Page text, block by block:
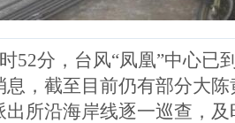
52分，台风“凤凰”中心已
息，截至目前仍有部分大
所沿海岸线逐一巡查，